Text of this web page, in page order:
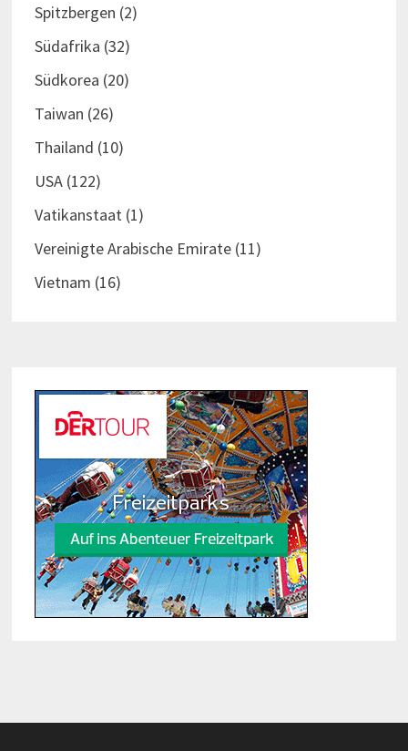
Spitzbergen (2)
Südafrika (32)
Südkorea (20)
Taiwan (26)
Thailand (10)
USA(122)
Vatikanstaat (1)
Vereinigte Arabische Emirate(11)
Vietnam (16)